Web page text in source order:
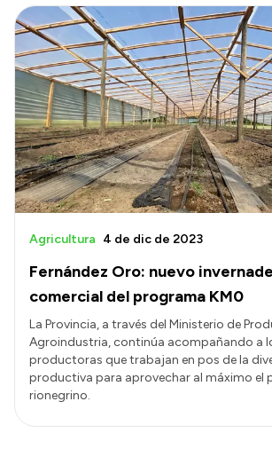
Fernández Oro: nuevo
comercial del programa KM0
Agricultura 4 de dic de 2023
La Provincia, a través del Ministerio de
Agroindustria, continúa acompañando a
productoras que trabajan en pos de la
productiva para aprovechar al máximo el
rionegrino.